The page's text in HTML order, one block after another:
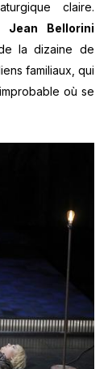
claire.
Jean Bellorini
la dizaine de
familiaux, qui
où se